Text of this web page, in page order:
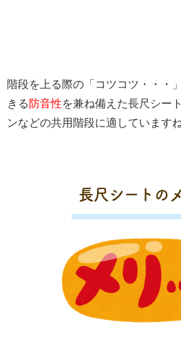
階段を上る際の「コツコツ・・・
きる 防音性を兼ね備えた長尺シー
ンなどの共用階段に適しています
長尺シートの